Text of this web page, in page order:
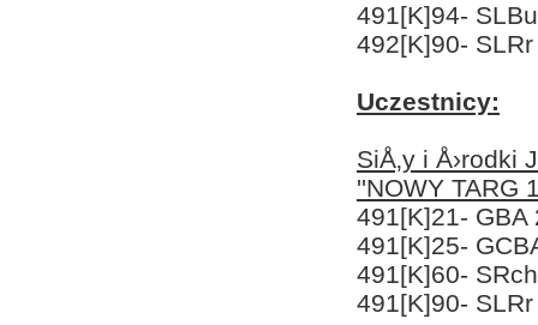
491[K]94-
492[K]90-
Uczestnicy:
SiÅ‚y i Å›rodki
''NOWY TARG
491[K]21-
491[K]25-
491[K]60-
491[K]90-